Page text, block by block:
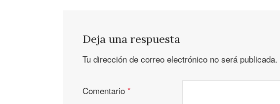
Deja una respuesta
Tu dirección de correo electrónico no será publicada.
Comentario *